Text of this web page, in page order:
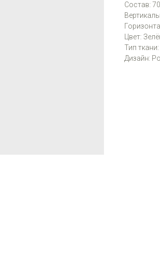
Состав:
Цвет:
Тип
Дизайн: